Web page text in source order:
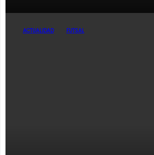
ACTUALIDAD FUTSAL